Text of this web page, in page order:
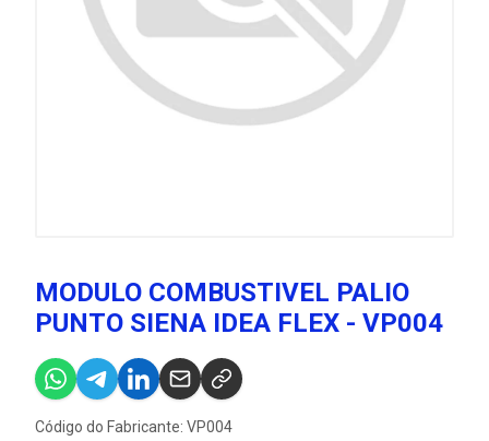
MODULO COMBUSTIVEL PALIO
PUNTO SIENA IDEA FLEX - VP004
Código do Fabricante: VP004